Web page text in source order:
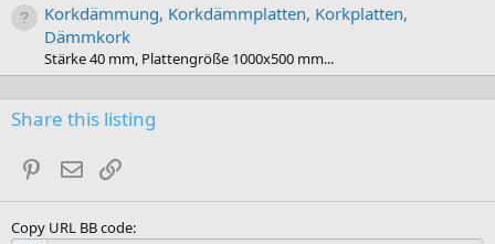
Korkdämmung, Korkdämmplatten, Korkplatten,
Dämmkork
Stärke 40 mm, Plattengröße 1000x500 mm...
Share this listing
Pinterest
E-Mail
Copy URL BB code